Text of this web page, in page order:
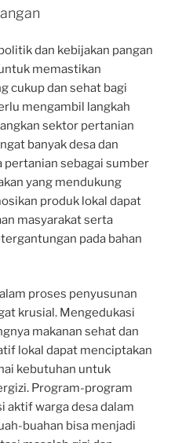
dan kebijakan pangan
memastikan
cukup dan sehat bagi
mengambil langkah
sektor pertanian
banyak desa dan
pertanian sebagai sumber
yang mendukung
produk lokal dapat
masyarakat serta
pada bahan
proses penyusunan
krusial. Mengedukasi
makanan sehat dan
lokal dapat menciptakan
kebutuhan untuk
Program-program
aktif warga desa dalam
buahan bisa menjadi